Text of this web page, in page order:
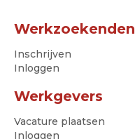
Werkzoekenden
Inschrijven
Inloggen
Werkgevers
Vacature plaatsen
Inloggen